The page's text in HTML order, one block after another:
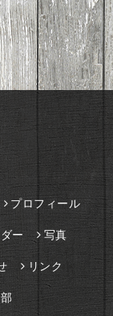
プロフィール
ー 写真
リンク